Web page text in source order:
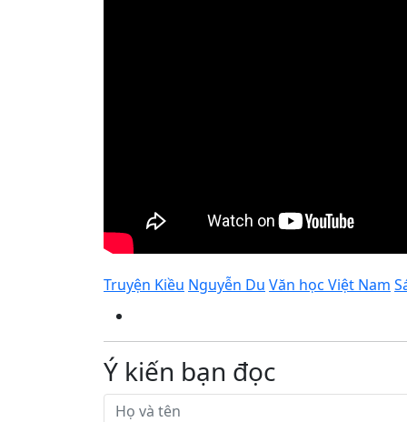
Truyện Kiều Nguyễn Du Văn học Việt Nam
Ý kiến bạn đọc